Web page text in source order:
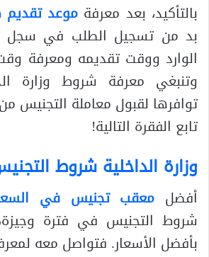
بالتأكيد، بعد معرفة موعد
بد من تسجيل الطلب في سجل
الوارد ووقت تقديمه ومعرفة
وتنبغي معرفة شروط وزارة
توافرها لقبول معاملة التجنيس
تابع الفقرة التالية!
وزارة الداخلية شروط
أفضل معقب تجنيس في
شروط التجنيس في فترة
بأفضل الأسعار. فتواصل معه